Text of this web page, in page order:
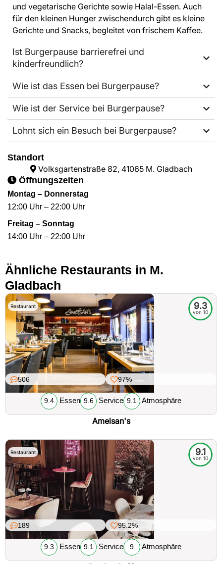
und vegetarische Gerichte sowie Halal-Essen. Auch
für den kleinen Hunger zwischendurch gibt es kleine
Gerichte und Snacks, begleitet von frischem Kaffee.
Ist Burgerpause barrierefrei und
kinderfreundlich?
Wie ist das Essen bei Burgerpause?
Wie ist der Service bei Burgerpause?
Lohnt sich ein Besuch bei Burgerpause?
Standort
Volksgartenstraße 82, 41065 M. Gladbach
Öffnungszeiten
Montag – Donnerstag
12:00 Uhr – 22:00 Uhr
Freitag – Sonntag
14:00 Uhr – 22:00 Uhr
Ähnliche Restaurants in M.
Gladbach
Restaurant 9.3
von 10
506 97%
9.4 Essen 9.6 Service 9.1 Atmosphäre
Amelsan's
Restaurant 9.1
von 10
189 95.2%
9.3 Essen 9.1 Service 9 Atmosphäre